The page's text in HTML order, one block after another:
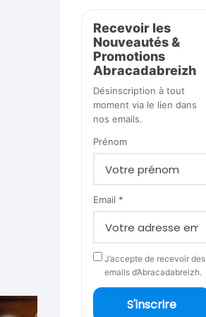
Recevoir les
Nouveautés &
Promotions
Abracadabreizh
Désinscription à tout
moment via le lien dans
nos emails.
Prénom
Email *
J’accepte de recevoir des
emails d’Abracadabreizh.
S'inscrire